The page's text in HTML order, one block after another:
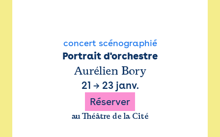
concert scénographié
Portrait d'orchestre
Aurélien Bory
21 → 23 janv.
Réserver
au Théâtre de la Cité